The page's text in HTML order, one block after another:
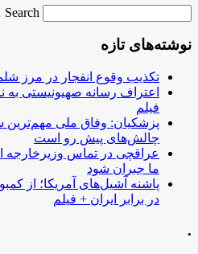
Search …
نوشته‌های تازه
تکذیب وقوع انفجار در مرز
اعتراف رسانه صهیونیستی به
فیلم
پزشکیان: وفاق ملی مهم‌ترین
چالش‌های پیش رو است
عراقچی در تماس وزیرخارجه
ما جبران شود
پاشنه آشیل‌های آمریکا؛ از
در برابر ایران + فیلم
.